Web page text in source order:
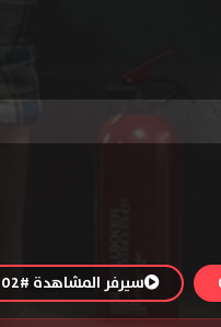
سيرفر المشاهدة #02